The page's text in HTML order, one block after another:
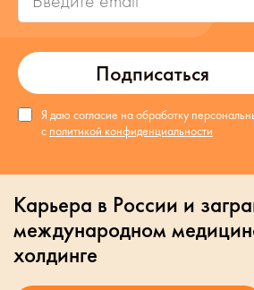
Подписаться
Я даю согласие на обработку
с политикой конфиденциальности
Карьера в России и
международном
холдинге